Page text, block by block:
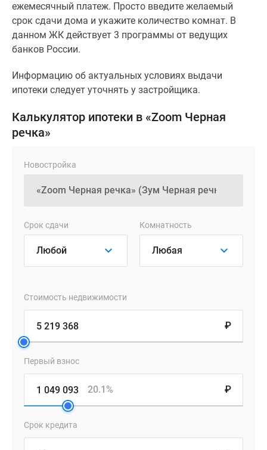
ежемесячный платеж. Просто введите желаемый
срок сдачи дома и укажите количество комнат. В
данном ЖК действует 3 программы от ведущих
банков России.
Информацию об актуальных условиях выдачи
ипотеки следует уточнять у застройщика.
Калькулятор ипотеки в «Zoom Черная
речка»
Новостройка
Срок сдачи Комнатность
Стоимость недвижимости
₽
Первый взнос
₽
20.1%
Срок кредита